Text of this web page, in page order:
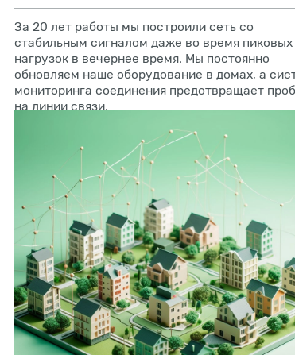
За 20 лет работы мы построили сеть со
стабильным сигналом даже во время пиковых
нагрузок в вечернее время. Мы постоянно
обновляем наше оборудование в домах, а
мониторинга соединения предотвращает
на линии связи.